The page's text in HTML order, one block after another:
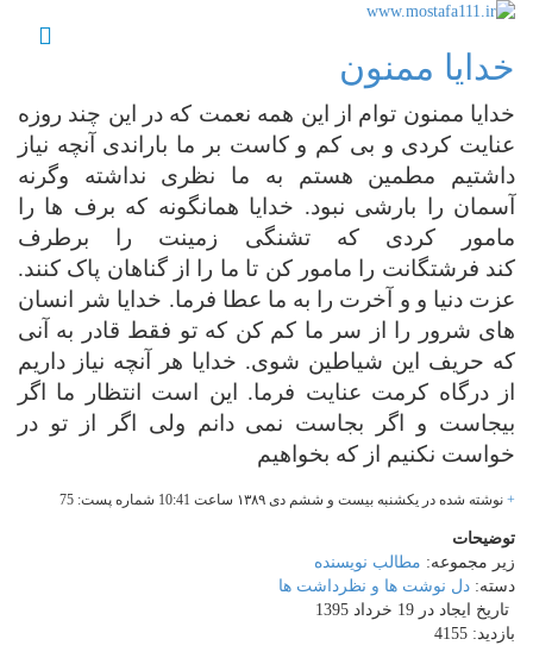
خدایا ممنون
خدایا ممنون توام از این همه نعمت که در این چند روزه
عنایت کردی و بی کم و کاست بر ما باراندی آنچه نیاز
داشتیم مطمین هستم به ما نظری نداشته وگرنه
آسمان را بارشی نبود. خدایا همانگونه که برف ها را
مامور کردی که تشنگی زمینت را برطرف
کند فرشتگانت را مامور کن تا ما را از گناهان پاک کنند.
عزت دنیا و و آخرت را به ما عطا فرما. خدایا شر انسان
های شرور را از سر ما کم کن که تو فقط قادر به آنی
که حریف این شیاطین شوی. خدایا هر آنچه نیاز داریم
از درگاه کرمت عنایت فرما. این است انتظار ما اگر
بیجاست و اگر بجاست نمی دانم ولی اگر از تو در
خواست نکنیم از که بخواهیم
+ نوشته شده در یکشنبه بیست و ششم دی ۱۳۸۹ ساعت 10:41 شماره پست: 75
توضیحات
زیر مجموعه: مطالب نویسنده
دسته: دل نوشت ها و نظرداشت ها
تاریخ ایجاد در 19 خرداد 1395
بازدید: 4155